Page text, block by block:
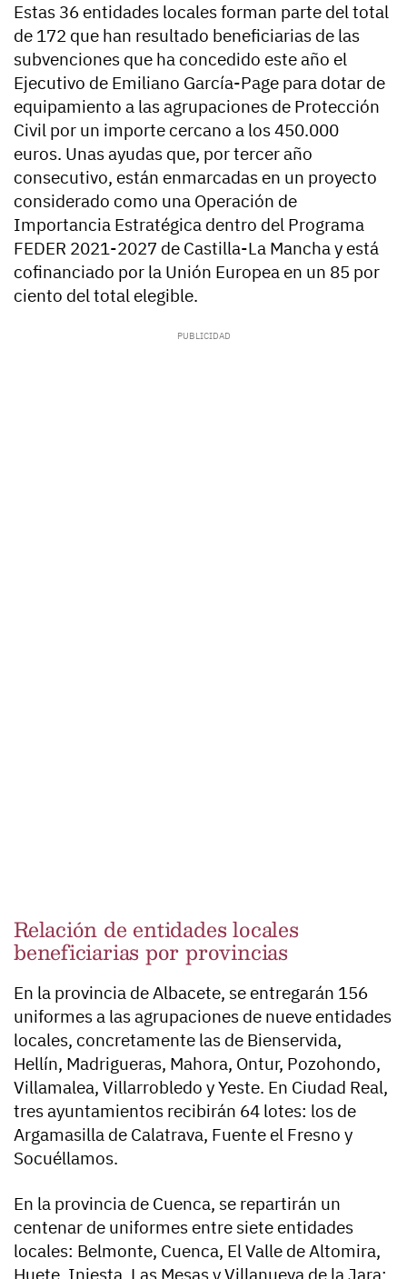
Estas 36 entidades locales forman parte del total
de 172 que han resultado beneficiarias de las
subvenciones que ha concedido este año el
Ejecutivo de Emiliano García-Page para dotar de
equipamiento a las agrupaciones de Protección
Civil por un importe cercano a los 450.000
euros. Unas ayudas que, por tercer año
consecutivo, están enmarcadas en un proyecto
considerado como una Operación de
Importancia Estratégica dentro del Programa
FEDER 2021-2027 de Castilla-La Mancha y está
cofinanciado por la Unión Europea en un 85 por
ciento del total elegible.
Relación de entidades locales
beneficiarias por provincias
En la provincia de Albacete, se entregarán 156
uniformes a las agrupaciones de nueve entidades
locales, concretamente las de Bienservida,
Hellín, Madrigueras, Mahora, Ontur, Pozohondo,
Villamalea, Villarrobledo y Yeste. En Ciudad Real,
tres ayuntamientos recibirán 64 lotes: los de
Argamasilla de Calatrava, Fuente el Fresno y
Socuéllamos.
En la provincia de Cuenca, se repartirán un
centenar de uniformes entre siete entidades
locales: Belmonte, Cuenca, El Valle de Altomira,
Huete, Iniesta, Las Mesas y Villanueva de la Jara;